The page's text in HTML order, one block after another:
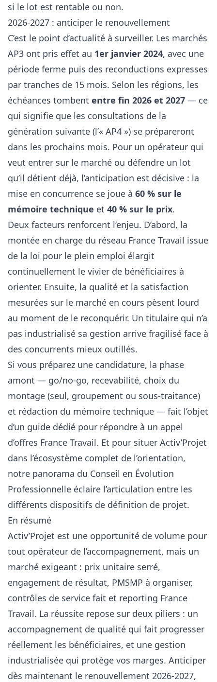
si le lot est rentable ou non.
2026-2027 : anticiper le renouvellement
C’est le point d’actualité à surveiller. Les marchés
AP3 ont pris effet au 1er janvier 2024, avec une
période ferme puis des reconductions expresses
par tranches de 15 mois. Selon les régions, les
échéances tombent entre fin 2026 et 2027 — ce
qui signifie que les consultations de la
génération suivante (l’« AP4 ») se prépareront
dans les prochains mois. Pour un opérateur qui
veut entrer sur le marché ou défendre un lot
qu’il détient déjà, l’anticipation est décisive : la
mise en concurrence se joue à 60 % sur le
mémoire technique et 40 % sur le prix.
Deux facteurs renforcent l’enjeu. D’abord, la
montée en charge du réseau France Travail issue
de la loi pour le plein emploi élargit
continuellement le vivier de bénéficiaires à
orienter. Ensuite, la qualité et la satisfaction
mesurées sur le marché en cours pèsent lourd
au moment de le reconquérir. Un titulaire qui n’a
pas industrialisé sa gestion arrive fragilisé face à
des concurrents mieux outillés.
Si vous préparez une candidature, la phase
amont — go/no-go, recevabilité, choix du
montage (seul, groupement ou sous-traitance)
et rédaction du mémoire technique — fait l’objet
d’un guide dédié pour répondre à un appel
d’offres France Travail. Et pour situer Activ’Projet
dans l’écosystème complet de l’orientation,
notre panorama du Conseil en Évolution
Professionnelle éclaire l’articulation entre les
différents dispositifs de définition de projet.
En résumé
Activ’Projet est une opportunité de volume pour
tout opérateur de l’accompagnement, mais un
marché exigeant : prix unitaire serré,
engagement de résultat, PMSMP à organiser,
contrôles de service fait et reporting France
Travail. La réussite repose sur deux piliers : un
accompagnement de qualité qui fait progresser
réellement les bénéficiaires, et une gestion
industrialisée qui protège vos marges. Anticiper
dès maintenant le renouvellement 2026-2027,